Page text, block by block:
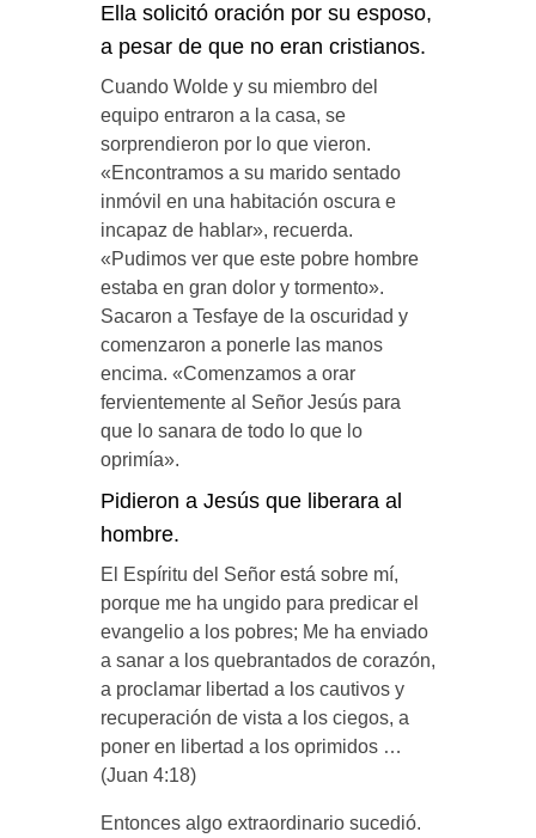
Ella solicitó oración por su esposo,
a pesar de que no eran cristianos.
Cuando Wolde y su miembro del
equipo entraron a la casa, se
sorprendieron por lo que vieron.
«Encontramos a su marido sentado
inmóvil en una habitación oscura e
incapaz de hablar», recuerda.
«Pudimos ver que este pobre hombre
estaba en gran dolor y tormento».
Sacaron a Tesfaye de la oscuridad y
comenzaron a ponerle las manos
encima. «Comenzamos a orar
fervientemente al Señor Jesús para
que lo sanara de todo lo que lo
oprimía».
Pidieron a Jesús que liberara al
hombre.
El Espíritu del Señor está sobre mí,
porque me ha ungido para predicar el
evangelio a los pobres; Me ha enviado
a sanar a los quebrantados de corazón,
a proclamar libertad a los cautivos y
recuperación de vista a los ciegos, a
poner en libertad a los oprimidos …
(Juan 4:18)
Entonces algo extraordinario sucedió.